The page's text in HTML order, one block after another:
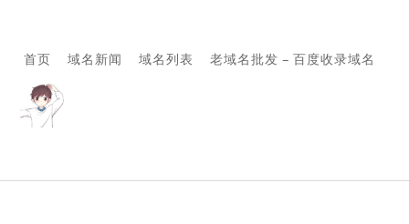
首页 域名新闻 域名列表 老域名批发 – 百度收录域名